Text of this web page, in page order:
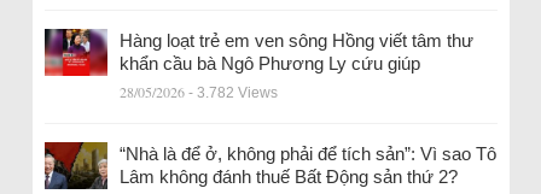
Hàng loạt trẻ em ven sông Hồng viết tâm thư
khẩn cầu bà Ngô Phương Ly cứu giúp
28/05/2026 - 3.782 Views
“Nhà là để ở, không phải để tích sản”: Vì sao Tô
Lâm không đánh thuế Bất Động sản thứ 2?